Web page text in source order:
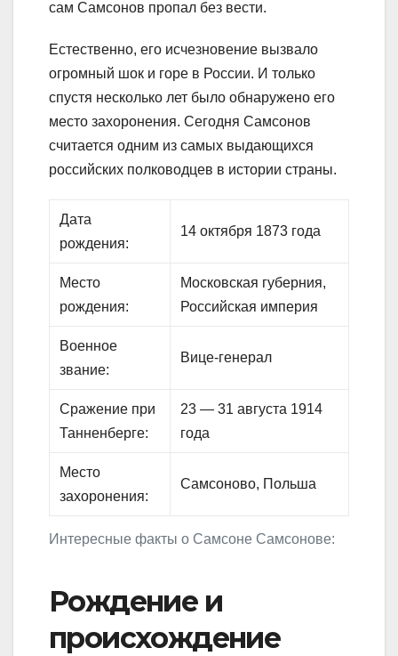
сам Самсонов пропал без вести.
Естественно, его исчезновение вызвало
огромный шок и горе в России. И только
спустя несколько лет было обнаружено его
место захоронения. Сегодня Самсонов
считается одним из самых выдающихся
российских полководцев в истории страны.
Интересные факты о Самсоне Самсонове:
Дата
рождения:
14 октября 1873 года
Место
рождения:
Московская губерния,
Российская империя
Военное
звание:
Вице-генерал
Сражение при
Танненберге:
23 — 31 августа 1914
года
Место
захоронения:
Самсоново, Польша
Рождение и
происхождение